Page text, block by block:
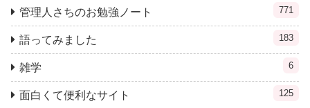
管理人さちのお勉強ノート 771
語ってみました 183
雑学 6
面白くて便利なサイト 125